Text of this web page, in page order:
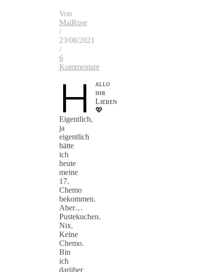
Von
MaiRose
/
23/08/2021
/
6
Kommentare
H
ᴀʟʟᴏ
ɪʜʀ
Lɪᴇʙᴇɴ
💖
Eigentlich,
ja
eigentlich
hätte
ich
heute
meine
17.
Chemo
bekommen.
Aber…
Pustekuchen.
Nix.
Keine
Chemo.
Bin
ich
darüber